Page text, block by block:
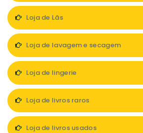
Loja de Lãs
Loja de lavagem e secagem
Loja de lingerie
Loja de livros raros
Loja de livros usados